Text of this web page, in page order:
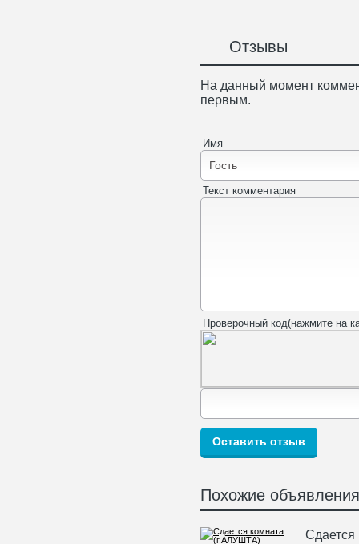
Отзывы
На данный момент
первым.
Имя
Текст комментария
Проверочный код(нажмите на
Похожие объявления